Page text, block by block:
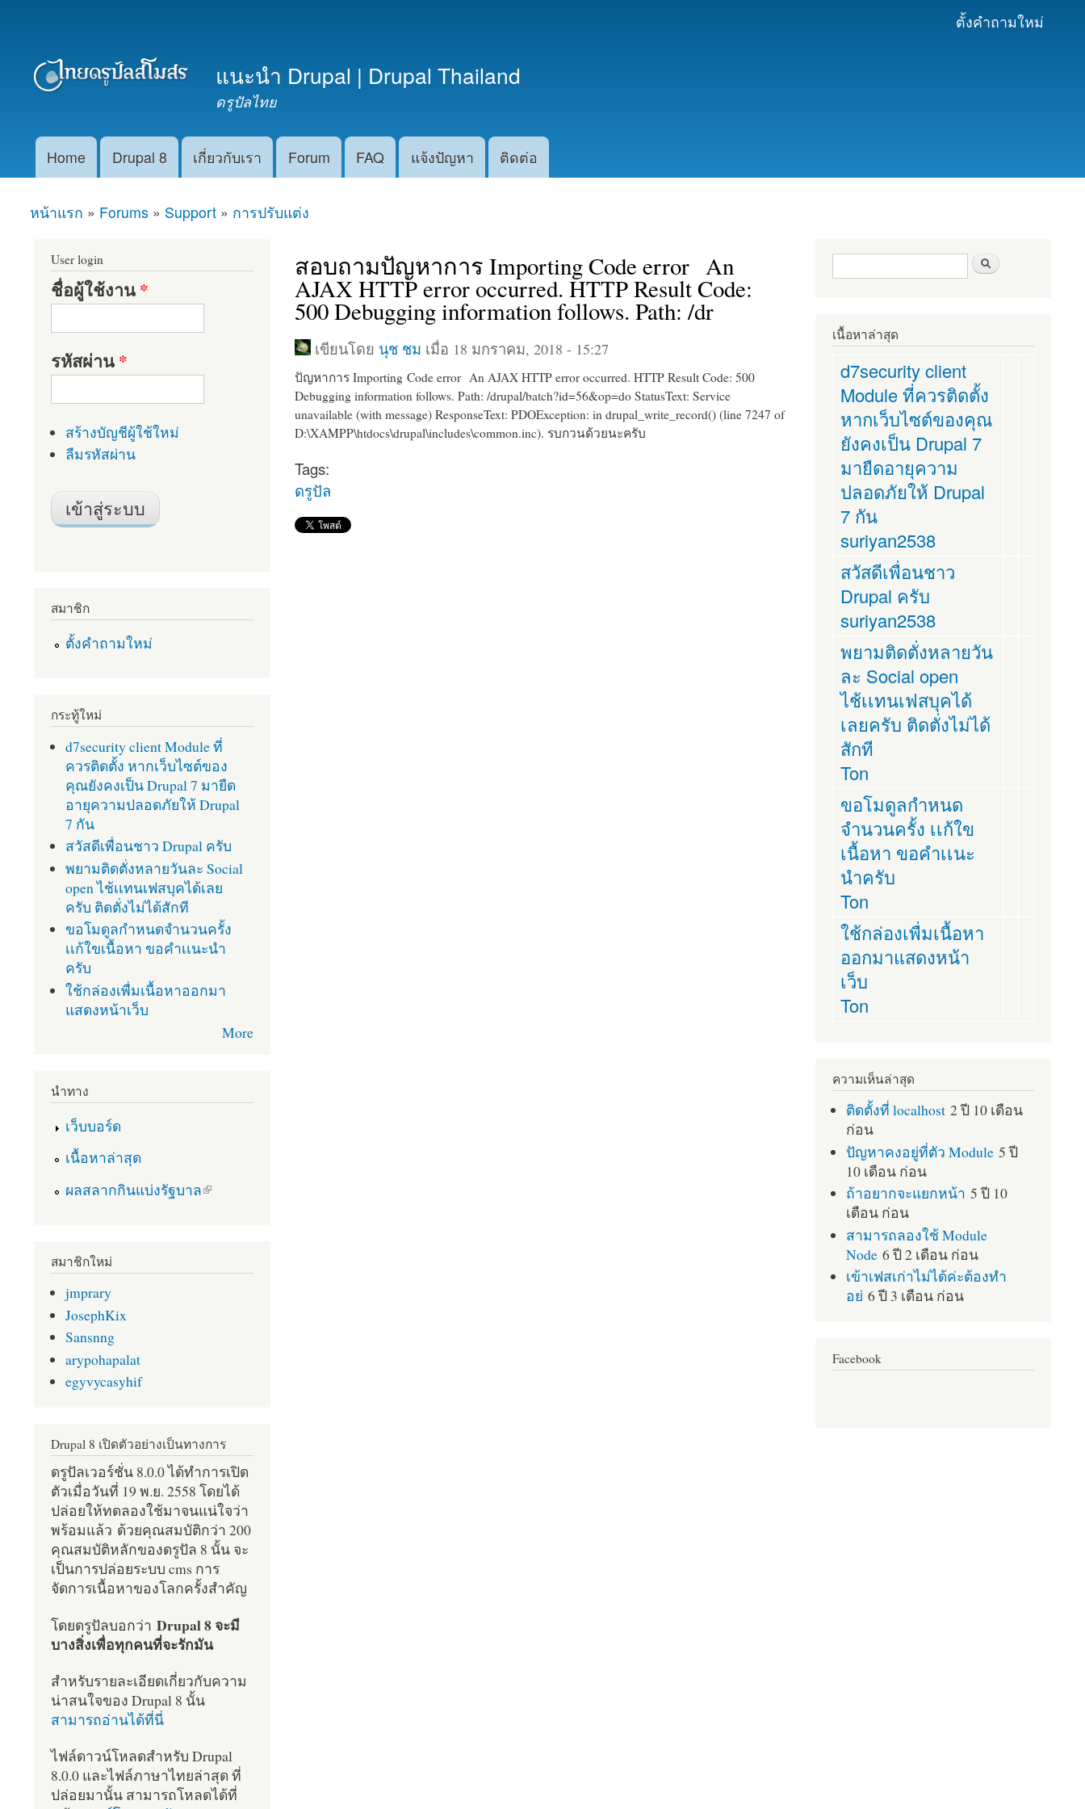
หลัก
ตั้งคำถามใหม่
แนะนำ Drupal | Drupal Thailand
ดรูปัลไทย
Main menu
Home Drupal 8 เกี่ยวกับเรา Forum FAQ แจ้งปัญหา ติดต่อ
คุณอยู่ที่นี่
หน้าแรก » Forums » Support » การปรับแต่ง
สอบถามปัญหาการ Importing Code error An
AJAX HTTP error occurred. HTTP Result Code:
500 Debugging information follows. Path: /dr
เขียนโดย นุช ชม เมื่อ 18 มกราคม, 2018 - 15:27
ปัญหาการ Importing Code error An AJAX HTTP error occurred. HTTP Result Code: 500
Debugging information follows. Path: /drupal/batch?id=56&op=do StatusText: Service
unavailable (with message) ResponseText: PDOException: in drupal_write_record() (line 7247 of
D:\XAMPP\htdocs\drupal\includes\common.inc). รบกวนด้วยนะครับ
Tags:
ดรูปัล
User login
ชื่อผู้ใช้งาน*
รหัสผ่าน*
สร้างบัญชีผู้ใช้ใหม่
ลืมรหัสผ่าน
สมาชิก
ตั้งคำถามใหม่
กระทู้ใหม่
d7security client Module ที่
ควรติดตั้ง หากเว็บไซต์ของ
คุณยังคงเป็น Drupal 7 มายืด
อายุความปลอดภัยให้ Drupal
7 กัน
สวัสดีเพื่อนชาว Drupal ครับ
พยามติดตั่งหลายวันละ Social
open ไช้เเทนเฟสบุคได้เลย
ครับ ติดตั่งไม่ได้สักที
ขอโมดูลกำหนดจำนวนครั้ง
เเก้ใขเนื้อหา ขอคำเเนะนำ
ครับ
ใช้กล่องเพื่มเนื้อหาออกมา
แสดงหน้าเว็บ
More
นำทาง
เว็บบอร์ด
เนื้อหาล่าสุด
ผลสลากกินแบ่งรัฐบาล
(link is external)
สมาชิกใหม่
jmprary
JosephKix
Sansnng
arypohapalat
egyvycasyhif
Drupal 8 เปิดตัวอย่างเป็นทางการ
ดรูปัลเวอร์ชั่น 8.0.0 ได้ทำการเปิด
ตัวเมื่อวันที่ 19 พ.ย. 2558 โดยได้
ปล่อยให้ทดลองใช้มาจนแน่ใจว่า
พร้อมแล้ว ด้วยคุณสมบัติกว่า 200
คุณสมบัติหลักของดรูปัล 8 นั้น จะ
เป็นการปล่อยระบบ cms การ
จัดการเนื้อหาของโลกครั้งสำคัญ
โดยดรูปัลบอกว่า Drupal 8 จะมี
บางสิ่งเพื่อทุกคนที่จะรักมัน
สำหรับรายละเอียดเกี่ยวกับความ
น่าสนใจของ Drupal 8 นั้น
สามารถอ่านได้ที่นี่
ไฟล์ดาวน์โหลดสำหรับ Drupal
8.0.0 และไฟล์ภาษาไทยล่าสุด ที่
ปล่อยมานั้น สามารถโหลดได้ที่
ฟอร์มค้นหา
เนื้อหาล่าสุด
d7security client
Module ที่ควรติดตั้ง
หากเว็บไซต์ของคุณ
ยังคงเป็น Drupal 7
มายืดอายุความ
ปลอดภัยให้ Drupal
7 กัน
suriyan2538
สวัสดีเพื่อนชาว
Drupal ครับ
suriyan2538
พยามติดตั่งหลายวัน
ละ Social open
ไช้เเทนเฟสบุคได้
เลยครับ ติดตั่งไม่ได้
สักที
Ton
ขอโมดูลกำหนด
จำนวนครั้ง เเก้ใข
เนื้อหา ขอคำเเนะ
นำครับ
Ton
ใช้กล่องเพื่มเนื้อหา
ออกมาแสดงหน้า
เว็บ
Ton
ความเห็นล่าสุด
ติดตั้งที่ localhost 2 ปี 10 เดือน
ก่อน
ปัญหาคงอยู่ที่ตัว Module 5 ปี
10 เดือน ก่อน
ถ้าอยากจะแยกหน้า 5 ปี 10
เดือน ก่อน
สามารถลองใช้ Module
Node 6 ปี 2 เดือน ก่อน
เข้าเฟสเก่าไม่ได้ค่ะต้องทำ
อย่ 6 ปี 3 เดือน ก่อน
Facebook